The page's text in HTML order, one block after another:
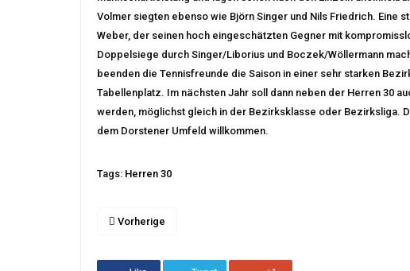
Volmer siegten ebenso wie Björn Singer und Nils Friedrich. Eine
Weber, der seinen hoch eingeschätzten Gegner mit
Doppelsiege durch Singer/Liborius und Boczek/Wöllermann
beenden die Tennisfreunde die Saison in einer sehr starken
Tabellenplatz. Im nächsten Jahr soll dann neben der Herren 30
werden, möglichst gleich in der Bezirksklasse oder Bezirksliga.
dem Dorstener Umfeld willkommen.
Tags: Herren 30
Vorherige